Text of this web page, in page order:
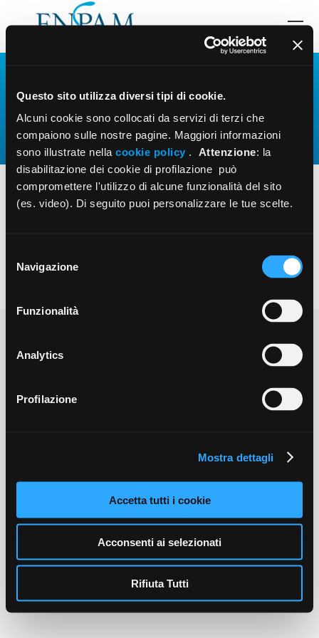
Questo sito utilizza diversi tipi di cookie.
Alcuni cookie sono collocati da servizi di terzi che
compaiono sulle nostre pagine. Maggiori informazioni
sono illustrate nella cookie policy . Attenzione: la
disabilitazione dei cookie di profilazione può
compromettere l'utilizzo di alcune funzionalità del sito
(es. video). Di seguito puoi personalizzare le tue scelte.
delNavigazione
Funzionalità
Analytics
Profilazione
Mostra dettagli
Accetta tutti i cookie
Acconsenti ai selezionati
Rifiuta Tutti
(PRESENTAZIONE DELLE LISTE E
RACCOLTA DELLE FIRME)
You are here: